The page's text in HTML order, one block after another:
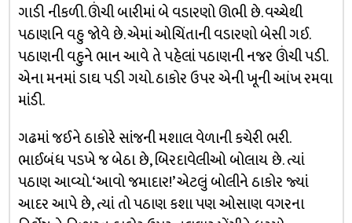
ગાડી નીકળી. ઊંચી બારીમાં બે વડારણો ઊભી છે. વચ્ચેથી
પઠાણનિ વહુ જોવે છે. એમાં ઓચિંતાની વડારણો બેસી ગઈ.
પઠાણની વહુને ભાન આવે તે પહેલાં પઠાણની નજર ઊંચી પડી.
એના મનમાં ડાઘ પડી ગયો. ઠાકોર ઉપર એની ખૂની આંખ રમવા
માંડી.
ગઢમાં જઈને ઠાકોરે સાંજની મશાલ વેળાની કચેરી ભરી.
ભાઈબંધ પડખે જ બેઠા છે, બિરદાવેલીઓ બોલાય છે. ત્યાં
પઠાણ આવ્યો. ‘આવો જમાદાર!’ એટલું બોલીને ઠાકોર જ્યાં
આદર આપે છે, ત્યાં તો પઠાણ કશા પણ ઓસાણ વગરના